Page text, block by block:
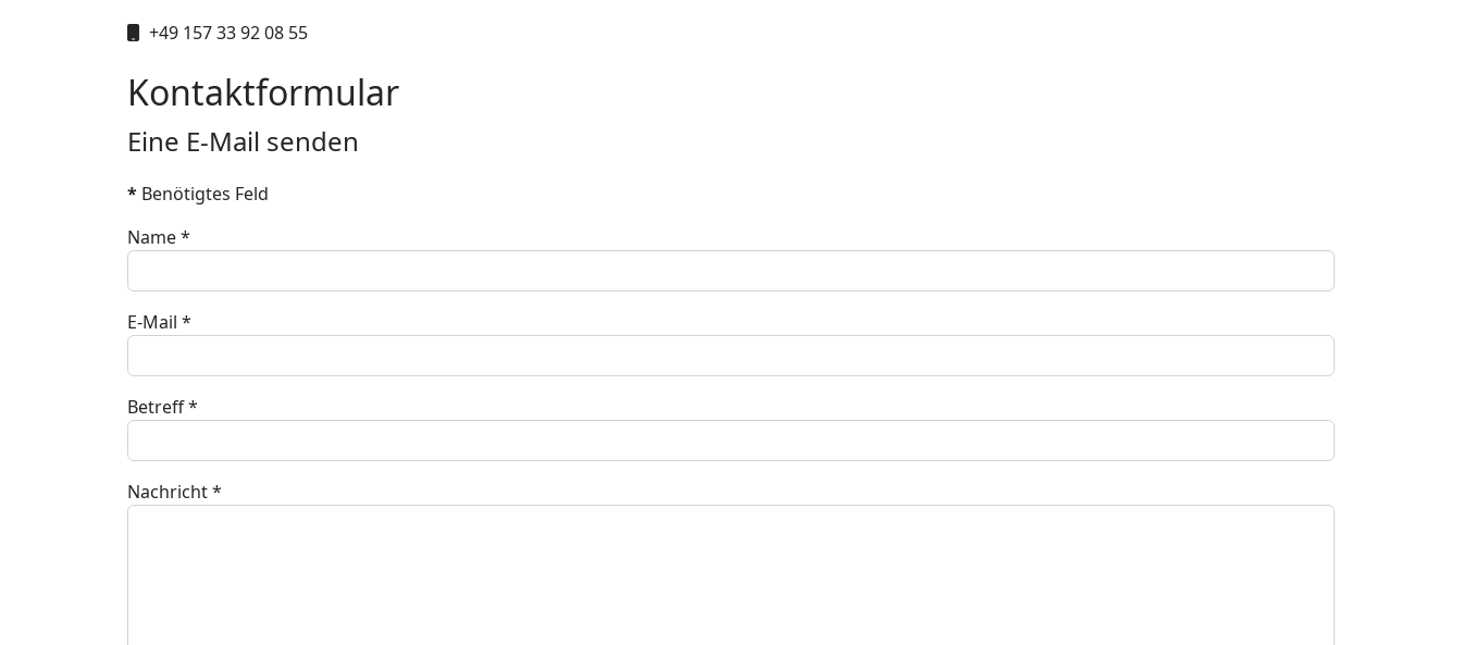
Mobil
+49 157 33 92 08 55
Kontaktformular
Eine E-Mail senden
* Benötigtes Feld
Name*
E-Mail *
Betreff*
Nachricht*